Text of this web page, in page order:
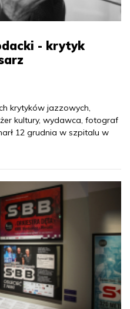
- krytyk
krytyków jazzowych,
kultury, wydawca, fotograf
12 grudnia w szpitalu w